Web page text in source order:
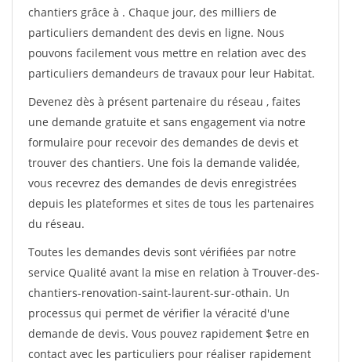
chantiers grâce à . Chaque jour, des milliers de
particuliers demandent des devis en ligne. Nous
pouvons facilement vous mettre en relation avec des
particuliers demandeurs de travaux pour leur Habitat.
Devenez dès à présent partenaire du réseau , faites
une demande gratuite et sans engagement via notre
formulaire pour recevoir des demandes de devis et
trouver des chantiers. Une fois la demande validée,
vous recevrez des demandes de devis enregistrées
depuis les plateformes et sites de tous les partenaires
du réseau.
Toutes les demandes devis sont vérifiées par notre
service Qualité avant la mise en relation à Trouver-des-
chantiers-renovation-saint-laurent-sur-othain. Un
processus qui permet de vérifier la véracité d'une
demande de devis. Vous pouvez rapidement $etre en
contact avec les particuliers pour réaliser rapidement